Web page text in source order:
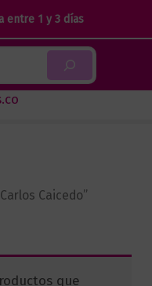
entre 1 y 3 días
Caicedo”
que